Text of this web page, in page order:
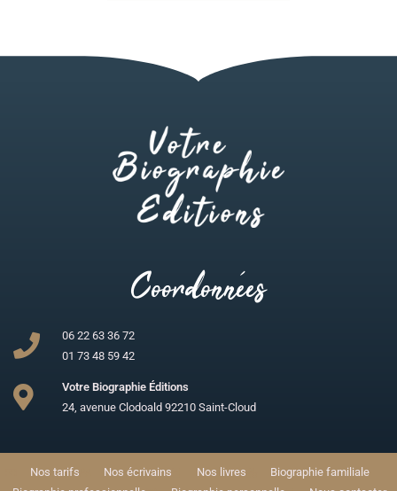
Coordonnées
06 22 63 36 72
01 73 48 59 42
Votre Biographie Éditions
24, avenue Clodoald 92210 Saint-Cloud
Nos tarifs Nos écrivains Nos livres
Biographie familiale